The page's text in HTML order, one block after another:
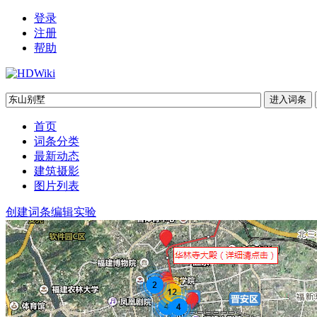
登录
注册
帮助
首页
词条分类
最新动态
建筑摄影
图片列表
创建词条编辑实验